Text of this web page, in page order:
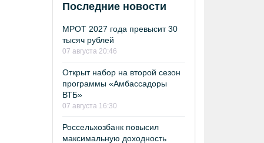
Последние новости
МРОТ 2027 года превысит 30
тысяч рублей
07 августа 20:46
Открыт набор на второй сезон
программы «Амбассадоры
ВТБ»
07 августа 16:30
Россельхозбанк повысил
максимальную доходность